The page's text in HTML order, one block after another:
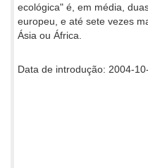
ecológica" é, em média,
europeu, e até sete vezes
Ásia ou África.
Data de introdução: 2004-